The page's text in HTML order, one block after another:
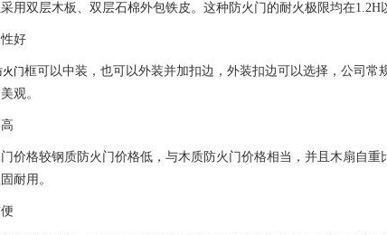
用双层木板、双层石棉外包铁皮。这种防火门的耐火极限均在1.2H
好
门框可以中装，也可以外装并加扣边，外装扣边可以选择，公司
观。
格较钢质防火门价格低，与木质防火门价格相当，并且木扇自重
耐用。